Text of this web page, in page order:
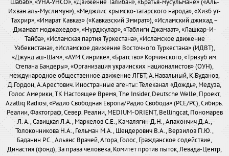
Шабаб», «УНА-УНСО», «Движение Талибан», «Братья-мусульмане» («Аль-
Ихван аль-Муслимун»), «Меджлис крымско-татарского народа», «Хизб ут-
Тахрир», «Имарат Кавказ» («Кавказский Эмират»), «Исламский джихад –
Джамаат моджахедов», «Нурджулар», «Таблиги Джамаат», «Лашкар-И-
Тайба», «Исламская партия Туркестана», «Исламское движение
Узбекистана», «Исламское движение Восточного Туркестана» (ИДВТ),
«Джунд аш-Шам», «АУМ Синрике», «Братство» Корчинского, «Тризуб им.
Степана Бандеры», «Организация украинских националистов» (ОУН),
международное общественное движение ЛГБТ, А.Навальный, К.Буданов,
Д.Гордон, А.Арестович. Иностранные агенты: Телеканал «Дождь», Медуза,
Голос Америки, ТК Настоящее Время, The Insider, Deutsche Welle, Проект,
Azatliq Radiosi, «Радио Свободная Европа/Радио Свобода» (PCE/PC), Сибирь.
Реалии, Фактограф, Север. Реалии, MEDIUM-ORIENT, Bellingcat, Пономарев
Л. А., Савицкая Л.А., Маркелов С.Е., Камалягин Д.Н., Апахончич Д.А.,
Толоконникова Н.А., Гельман М.А., Шендерович В.А., Верзилов П.Ю.,
Баданин Р.С., Альянс Врачей, Агора, Голос, Гражданское содействие,
Династия (фонд), За права человека, Комитет против пыток, Левада-Центр,